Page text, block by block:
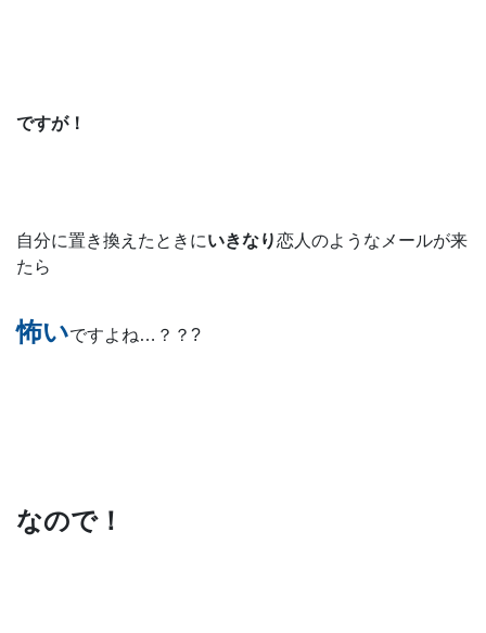
ですが！
自分に置き換えたときにいきなり恋人のようなメールが来
たら
怖いですよね…？？?
なので！